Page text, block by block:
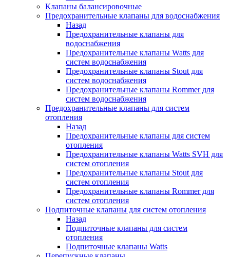
Клапаны балансировочные
Предохранительные клапаны для водоснабжения
Назад
Предохранительные клапаны для
водоснабжения
Предохранительные клапаны Watts для
систем водоснабжения
Предохранительные клапаны Stout для
систем водоснабжения
Предохранительные клапаны Rommer для
систем водоснабжения
Предохранительные клапаны для систем
отопления
Назад
Предохранительные клапаны для систем
отопления
Предохранительные клапаны Watts SVH для
систем отопления
Предохранительные клапаны Stout для
систем отопления
Предохранительные клапаны Rommer для
систем отопления
Подпиточные клапаны для систем отопления
Назад
Подпиточные клапаны для систем
отопления
Подпиточные клапаны Watts